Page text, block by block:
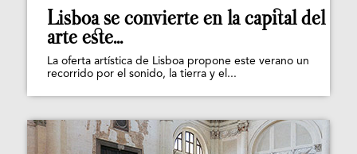
Lisboa se convierte en la capital del
arte este...
La oferta artística de Lisboa propone este verano un
recorrido por el sonido, la tierra y el...